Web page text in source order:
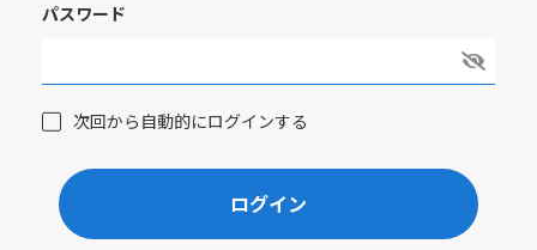
パスワード
次回から自動的にログインする
ログイン